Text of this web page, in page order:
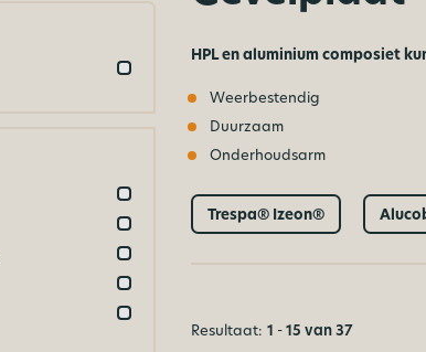
HPL en aluminium composiet
Weerbestendig
Duurzaam
Onderhoudsarm
Trespa® Izeon®
Resultaat: 1 -15 van 37